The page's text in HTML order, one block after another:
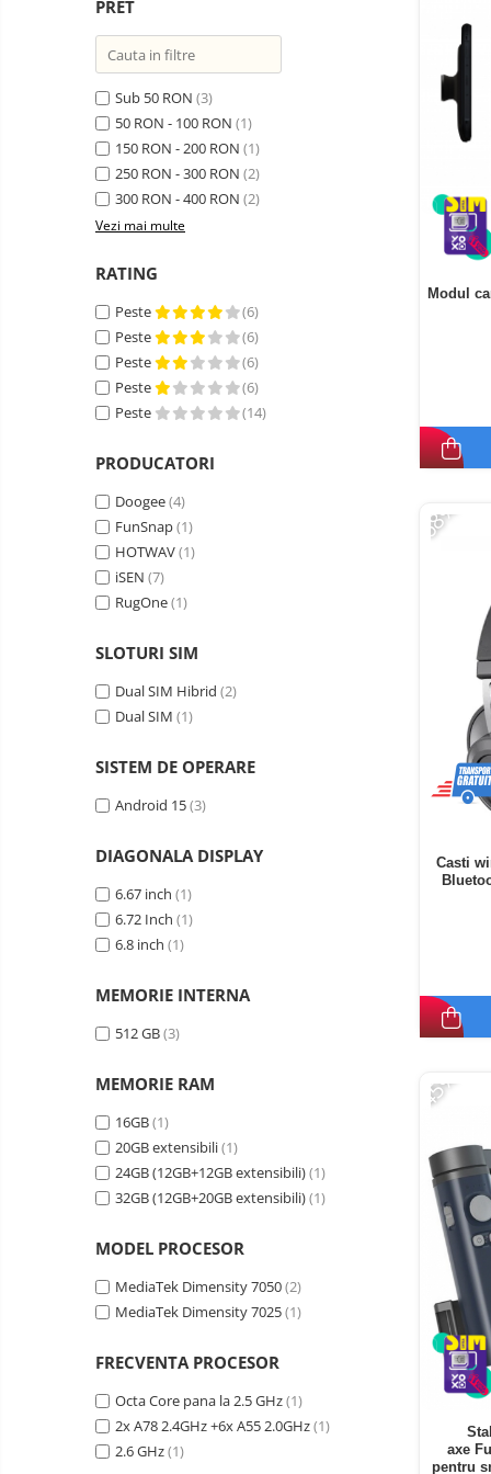
Telefoane mobile Oukitel
Telefoane mobile Ulefone
Telefoane mobile Unihertz
Telefoane mobile Cubot
Telefoane mobile Blackview
Telefoane mobile OSCAL
Telefoane mobile Fossibot
Telefoane mobile Lagenio
Telefoane mobile iSEN
Telefoane mobile F150
Telefoane mobile HUAWEI
Telefoane mobile iHunt
Telefoane mobile Xiaomi
Telefoane mobile Realme
Telefoane mobile ZTE Nubia
Telefoane mobile ALTE
BRANDURI
Tablete PC, mini PC si
laptopuri
Tablete pc cu proiector video
Tablete rezistente
Laptop-uri
Monitoare pc
TV si Proiectoare Smart
Camere auto, home si sport
Oglinzi auto smart cu camera
Camere Supraveghere
Accesorii Camere
Supraveghere
Casti Wireless
Casti Profesionale
Ceasuri
si Inele
bratari
Smartwatch
Ceasuri Smart pentru copii
Bratari Fitness
Accesorii Smartwatch
electrice
accesorii
Trotinete
PRET
Sub 50 RON (3)
50 RON - 100 RON (1)
150 RON - 200 RON (1)
250 RON - 300 RON (2)
300 RON - 400 RON (2)
Vezi mai multe
RATING
Peste
(6)
Peste
(6)
Peste
(6)
Peste
(6)
Peste
(14)
PRODUCATORI
Doogee(4)
FunSnap(1)
HOTWAV(1)
iSEN (7)
RugOne(1)
SLOTURI SIM
Dual SIM Hibrid (2)
Dual SIM (1)
SISTEM DE OPERARE
Android 15(3)
DIAGONALA DISPLAY
6.67 inch (1)
6.72 Inch (1)
6.8 inch (1)
MEMORIE INTERNA
512 GB(3)
MEMORIE RAM
16GB(1)
20GB extensibili(1)
24GB (12GB+12GB extensibili)(1)
32GB (12GB+20GB extensibili)(1)
MODEL PROCESOR
MediaTek Dimensity 7050(2)
MediaTek Dimensity 7025(1)
FRECVENTA PROCESOR
Octa Core pana la 2.5 GHz(1)
2x A78 2.4GHz +6x A55 2.0GHz(1)
2.6 GHz(1)
Modul
-68%
Casti
-45%
axe
pentru